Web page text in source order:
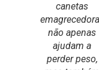
canetas
não apenas
ajudam a
perder peso,